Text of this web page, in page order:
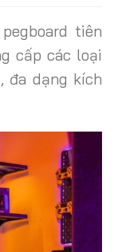
tiên
cấp các loại
đa dạng kích